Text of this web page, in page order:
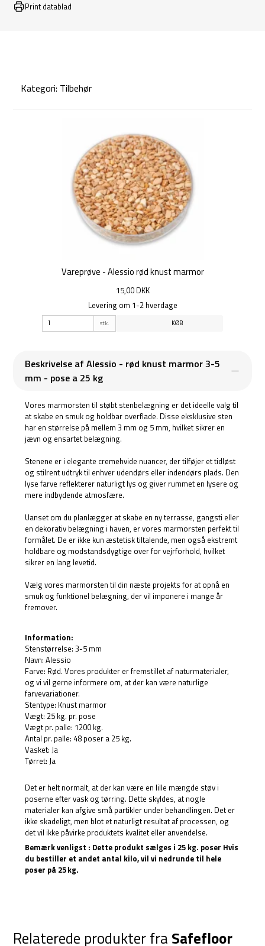
Print datablad
Kategori: Tilbehør
Vareprøve - Alessio rød knust marmor
15,00 DKK
Levering om 1-2 hverdage
stk. KØB
Beskrivelse af Alessio - rød knust marmor 3-5
mm - pose a 25 kg
Vores marmorsten til støbt stenbelægning er det ideelle valg til
at skabe en smuk og holdbar overflade. Disse eksklusive sten
har en størrelse på mellem 3 mm og 5 mm, hvilket sikrer en
jævn og ensartet belægning.
Stenene er i elegante cremehvide nuancer, der tilføjer et tidløst
og stilrent udtryk til enhver udendørs eller indendørs plads. Den
lyse farve reflekterer naturligt lys og giver rummet en lysere og
mere indbydende atmosfære.
Uanset om du planlægger at skabe en ny terrasse, gangsti eller
en dekorativ belægning i haven, er vores marmorsten perfekt til
formålet. De er ikke kun æstetisk tiltalende, men også ekstremt
holdbare og modstandsdygtige over for vejrforhold, hvilket
sikrer en lang levetid.
Vælg vores marmorsten til din næste projekts for at opnå en
smuk og funktionel belægning, der vil imponere i mange år
fremover.
Information:
Stenstørrelse: 3-5 mm
Navn: Alessio
Farve: Rød. Vores produkter er fremstillet af naturmaterialer,
og vi vil gerne informere om, at der kan være naturlige
farvevariationer.
Stentype: Knust marmor
Vægt: 25 kg. pr. pose
Vægt pr. palle: 1200 kg.
Antal pr. palle: 48 poser a 25 kg.
Vasket: Ja
Tørret: Ja
Det er helt normalt, at der kan være en lille mængde støv i
poserne efter vask og tørring. Dette skyldes, at nogle
materialer kan afgive små partikler under behandlingen. Det er
ikke skadeligt, men blot et naturligt resultat af processen, og
det vil ikke påvirke produktets kvalitet eller anvendelse.
Bemærk venligst : Dette produkt sælges i 25 kg. poser Hvis
du bestiller et andet antal kilo, vil vi nedrunde til hele
poser på 25 kg.
Relaterede produkter fra Safefloor